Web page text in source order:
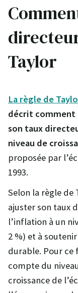
Taylor
La règle de
décrit comment
son taux
niveau de
proposée par
1993.
Selon la règle
ajuster son taux
l’inflation à un
2 %) et à
durable. Pour
compte du
croissance de